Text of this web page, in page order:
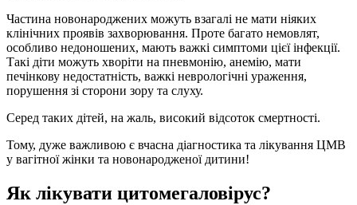
Частина новонароджених можуть взагалі не мати ніяких
клінічних проявів захворювання. Проте багато немовлят,
особливо недоношених, мають важкі симптоми цієї інфекції.
Такі діти можуть хворіти на пневмонію, анемію, мати
печінкову недостатність, важкі неврологічні ураження,
порушення зі сторони зору та слуху.
Серед таких дітей, на жаль, високий відсоток смертності.
Тому, дуже важливою є вчасна діагностика та лікування ЦМВ
у вагітної жінки та новонародженої дитини!
Як лікувати цитомегаловірус?